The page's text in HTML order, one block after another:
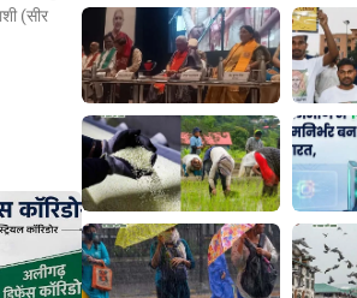
(सीर